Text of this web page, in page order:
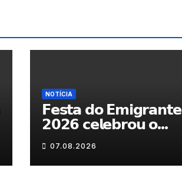
NOTÍCIA
𝗙𝗲𝘀𝘁𝗮 𝗱𝗼 𝗘𝗺𝗶𝗴𝗿𝗮𝗻𝘁𝗲
𝟮𝟬𝟮𝟲 𝗰𝗲𝗹𝗲𝗯𝗿𝗼𝘂 𝗼
𝗿𝗲𝗲𝗻𝗰𝗼𝗻𝘁𝗿𝗼 𝗲 𝗼𝘀
𝗹𝗮𝗰̧𝗼𝘀 𝗾𝘂𝗲 𝘂𝗻𝗲𝗺
𝗠𝘂𝗿𝗰̧𝗮
07.08.2026